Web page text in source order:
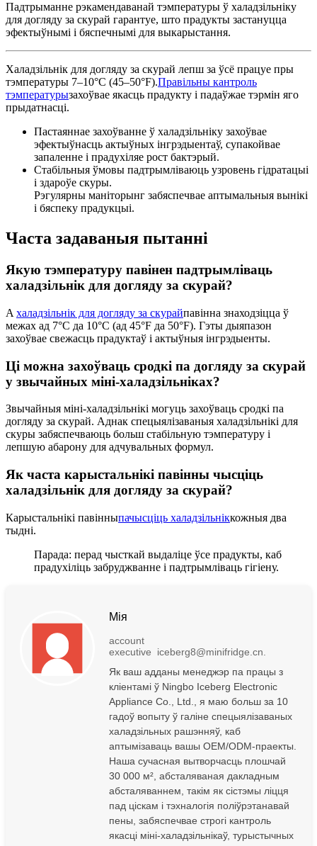
Падтрыманне рэкамендаванай тэмпературы ў халадзільніку
для догляду за скурай гарантуе, што прадукты застануцца
эфектыўнымі і бяспечнымі для выкарыстання.
Халадзільнік для догляду за скурай лепш за ўсё працуе пры
тэмпературы 7–10°C (45–50°F).Правільны кантроль
тэмпературызахоўвае якасць прадукту і падаўжае тэрмін яго
прыдатнасці.
Пастаяннае захоўванне ў халадзільніку захоўвае
эфектыўнасць актыўных інгрэдыентаў, супакойвае
запаленне і прадухіляе рост бактэрый.
Стабільныя ўмовы падтрымліваюць узровень гідратацыі
і здароўе скуры.
Рэгулярны маніторынг забяспечвае аптымальныя вынікі
і бяспеку прадукцыі.
Часта задаваныя пытанні
Якую тэмпературу павінен падтрымліваць
халадзільнік для догляду за скурай?
A халадзільнік для догляду за скурайпавінна знаходзіцца ў
межах ад 7°C да 10°C (ад 45°F да 50°F). Гэты дыяпазон
захоўвае свежасць прадуктаў і актыўныя інгрэдыенты.
Ці можна захоўваць сродкі па догляду за скурай
у звычайных міні-халадзільніках?
Звычайныя міні-халадзільнікі могуць захоўваць сродкі па
догляду за скурай. Аднак спецыялізаваныя халадзільнікі для
скуры забяспечваюць больш стабільную тэмпературу і
лепшую абарону для адчувальных формул.
Як часта карыстальнікі павінны чысціць
халадзільнік для догляду за скурай?
Карыстальнікі павінныпачысціць халадзільніккожныя два
тыдні.
Парада: перад чысткай выдаліце ​​ўсе прадукты, каб
прадухіліць забруджванне і падтрымліваць гігіену.
Мія
account
executive iceberg8@minifridge.cn.
Як ваш адданы менеджэр па працы з
кліентамі ў Ningbo Iceberg Electronic
Appliance Co., Ltd., я маю больш за 10
гадоў вопыту ў галіне спецыялізаваных
халадзільных рашэнняў, каб
аптымізаваць вашы OEM/ODM-праекты.
Наша сучасная вытворчасць плошчай
30 000 м², абсталяваная дакладным
абсталяваннем, такім як сістэмы ліцця
пад ціскам і тэхналогія поліўрэтанавай
пены, забяспечвае строгі кантроль
якасці міні-халадзільнікаў, турыстычных